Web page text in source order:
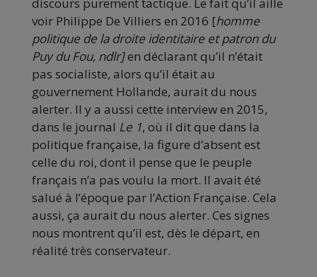
voir Philippe De Villiers en 2016 [homme
politique de la droite identitaire et patron du
Puy du Fou, ndlr]en déclarant qu’il n’était
pas socialiste, alors qu’il était au
gouvernement Hollande, aurait du nous
alerter. Il y a aussi cette interview en 2015,
dans le journal Le 1, où il dit que dans la
politique française, la figure d’absent est
celle du roi, dont il pense que le peuple
français n’a pas voulu la mort. Il avait été
salué à l’époque par l’Action Française. Cela
aussi, ça aurait du nous alerter. Ces signes
nous montrent qu’il est, dès le départ, en
réalité très conservateur.